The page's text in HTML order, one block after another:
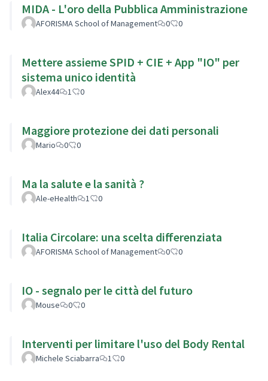
MIDA - L'oro della Pubblica Amministrazione
AFORISMA School of Management 0 0
Mettere assieme SPID + CIE + App "IO" per
sistema unico identità
Alex44 1 0
Maggiore protezione dei dati personali
Mario 0 0
Ma la salute e la sanità ?
Ale-eHealth 1 0
Italia Circolare: una scelta differenziata
AFORISMA School of Management 0 0
IO - segnalo per le città del futuro
Mouse 0 0
Interventi per limitare l'uso del Body Rental
Michele Sciabarra 1 0